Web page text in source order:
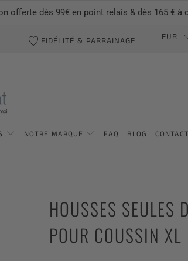
offerte dès 99€ en point relais & dès 165 € à
FIDÉLITÉ & PARRAINAGE EUR
NOTRE MARQUE FAQ BLOG CONTACT
HOUSSES SEULES
POUR COUSSIN XL